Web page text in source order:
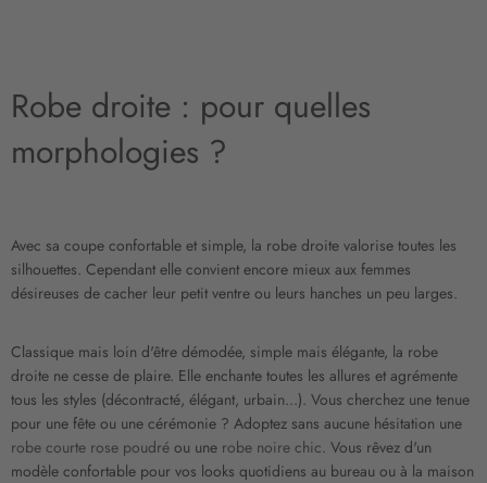
Robe droite : pour quelles
morphologies ?
Avec sa coupe confortable et simple, la robe droite valorise toutes les
silhouettes. Cependant elle convient encore mieux aux femmes
désireuses de cacher leur petit ventre ou leurs hanches un peu larges.
Classique mais loin d'être démodée, simple mais élégante, la robe
droite ne cesse de plaire. Elle enchante toutes les allures et agrémente
tous les styles (décontracté, élégant, urbain...). Vous cherchez une tenue
pour une fête ou une cérémonie ? Adoptez sans aucune hésitation une
robe courte rose poudré ou une robe noire chic. Vous rêvez d'un
modèle confortable pour vos looks quotidiens au bureau ou à la maison
t
r
e
d
f
o
r
a
t
i
o
n
: